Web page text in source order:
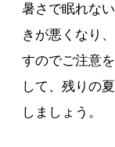
暑さで眠れな
きが悪くなり
すのでご注意
して、残りの
しましょう。